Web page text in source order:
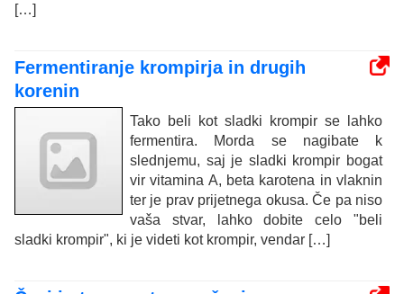
[…]
Fermentiranje krompirja in drugih
korenin
Tako beli kot sladki krompir se lahko
fermentira. Morda se nagibate k
slednjemu, saj je sladki krompir bogat
vir vitamina A, beta karotena in vlaknin
ter je prav prijetnega okusa. Če pa niso
vaša stvar, lahko dobite celo "beli
sladki krompir", ki je videti kot krompir, vendar […]